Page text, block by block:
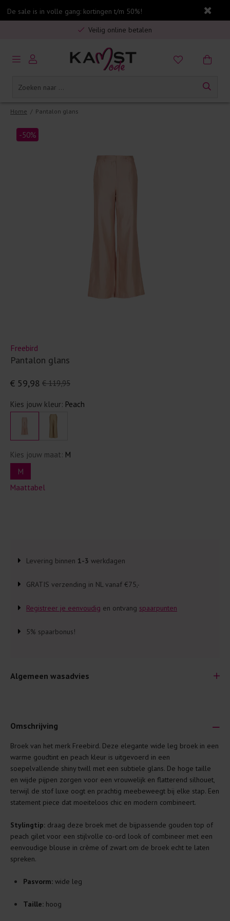
De sale is in volle gang: kortingen t/m 50%!
Gratis verzending in Nederland vanaf €75,-
Veilig online betalen
5% spaarbonus op jouw aankoop
Gratis verzending in Nederland vanaf €75,-
Home / Pantalon glans
-50%
Freebird
Pantalon glans
€ 119,95
€ 59,98
Kies jouw kleur: Peach
Kies jouw maat: M
M
Maattabel
Levering binnen 1-3 werkdagen
GRATIS verzending in NL vanaf €75,-
Registreer je eenvoudig en ontvang spaarpunten
5% spaarbonus!
Algemeen wasadvies
Je wilt natuurlijk lang plezier hebben van je nieuwe kleding.
Daarom geven wij een aantal algemene was-tips:
Lees altijd eerst even het was-etiket.
Was kleding binnenste buiten. Dat beschermt de
buitenkant.
Wees zuinig met wasmiddel. Per kledingstuk is een drupje
genoeg.
Was zo koud mogelijk. Op 20 of 30 graden wassen is vaak
al prima.
Doe de wasmachine niet te vol. Dat voorkomt
Gebruik een waszakje voor poreuze materialen en/of
Omschrijving
Broek van het merk Freebird. Deze elegante wide leg broek in een
warme goudtint en peach kleur is uitgevoerd in een
soepelvallende shiny twill met een subtiele glans. De hoge taille
en wijde pijpen zorgen voor een vrouwelijk en flatterend silhouet,
terwijl de stof luxe oogt en prachtig meebeweegt bij elke stap. Een
statement piece dat moeiteloos chic en modern combineert.
Stylingtip: draag deze broek met de bijpassende gouden top of
peach gilet voor een stijlvolle co-ord look of combineer met een
eenvoudige blouse in crème of zwart om de broek echt te laten
spreken.
Pasvorm: wide leg
Taille: hoog